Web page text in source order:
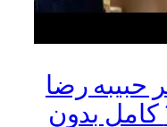
حبيبه رضا
مع شهاب الدين +18 كامل بدون